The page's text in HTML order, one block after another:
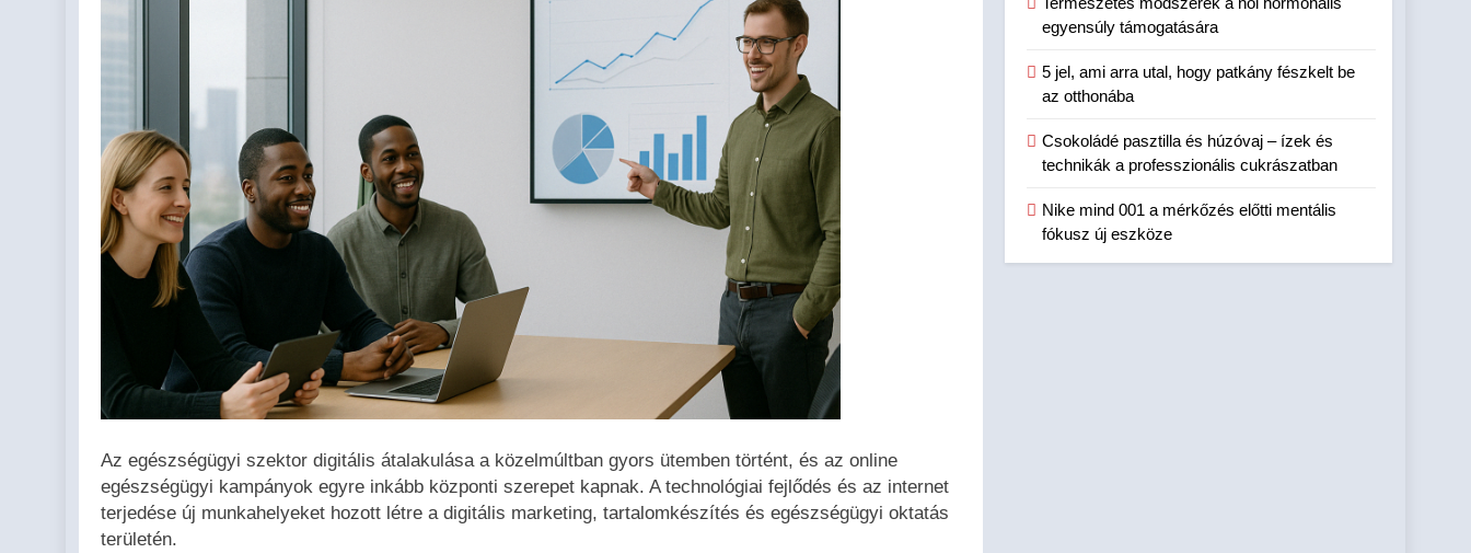
Az egészségügyi szektor digitális átalakulása a közelmúltban gyors ütemben történt, és az online
egészségügyi kampányok egyre inkább központi szerepet kapnak. A technológiai fejlődés és az internet
terjedése új munkahelyeket hozott létre a digitális marketing, tartalomkészítés és egészségügyi oktatás
területén.
egyensúly támogatására
5 jel, ami arra utal, hogy patkány fészkelt be
az otthonába
Csokoládé pasztilla és húzóvaj – ízek és
technikák a professzionális cukrászatban
Nike mind 001 a mérkőzés előtti mentális
fókusz új eszköze